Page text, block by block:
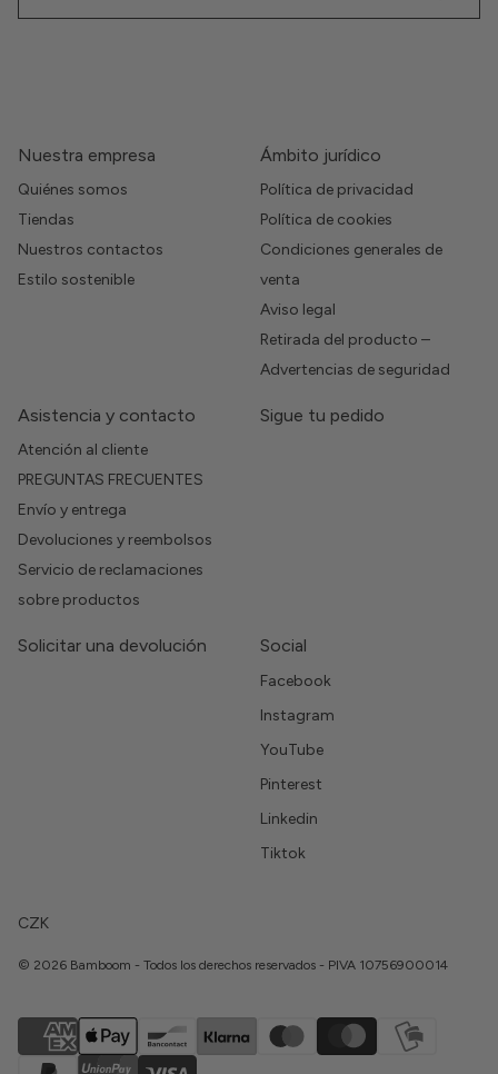
Nuestra empresa
Quiénes somos
Tiendas
Nuestros contactos
Estilo sostenible
Ámbito jurídico
Política de privacidad
Política de cookies
Condiciones generales de
venta
Aviso legal
Retirada del producto –
Advertencias de seguridad
Asistencia y contacto
Atención al cliente
PREGUNTAS FRECUENTES
Envío y entrega
Devoluciones y reembolsos
Servicio de reclamaciones
sobre productos
Sigue tu pedido
Solicitar una devolución Social
Facebook
Instagram
YouTube
Pinterest
Linkedin
Tiktok
CZK
© 2026 Bamboom - Todos los derechos reservados - PIVA 10756900014